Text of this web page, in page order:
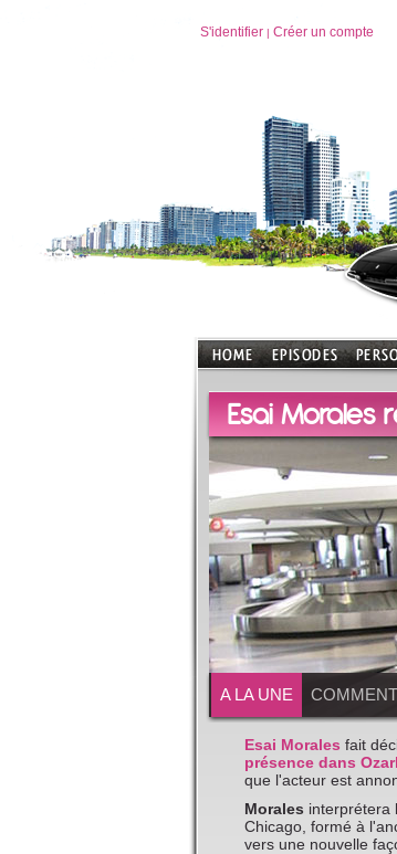
S'identifier | Créer un compte
Esai Morales
A LA UNE
Esai Morales fait
présence dans
que l'acteur est
Morales interprétera
Chicago, formé à
vers une nouvelle